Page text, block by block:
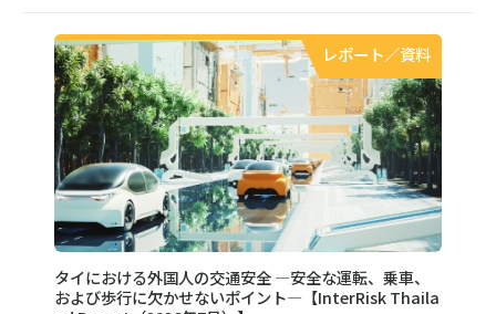
レポート／資料
タイにおける外国人の交通安全 ―安全な運転、乗車、
および歩行に欠かせないポイント―【InterRisk Thaila